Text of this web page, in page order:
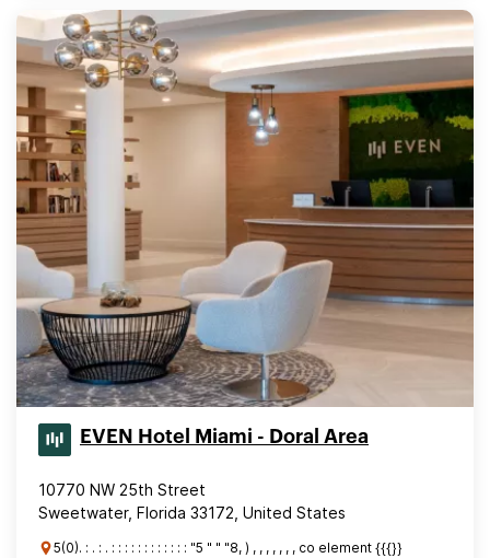
EVEN Hotel Miami - Doral Area
10770 NW 25th Street
Sweetwater, Florida 33172, United States
5(0). : . : . : : : : : : : : : : : : "5 " " "8, ) , , , , , , , co element {{{}}